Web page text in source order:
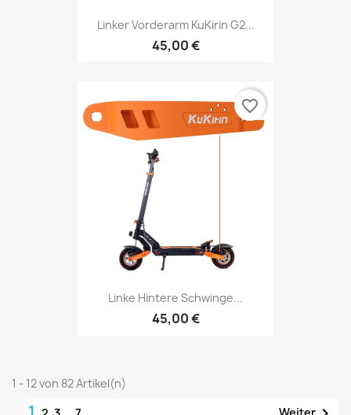
Linker Vorderarm KuKirin G2...
45,00 €
Linke Hintere Schwinge...
45,00 €
favorite_border
1 - 12 von 82 Artikel(n)
Weiter